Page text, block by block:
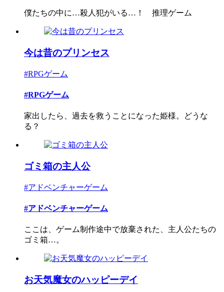
僕たちの中に…殺人犯がいる…！ 推理ゲーム
今は昔のプリンセス
#RPGゲーム
#RPGゲーム
家出したら、過去を救うことになった姫様。どうな
る？
ゴミ箱の主人公
#アドベンチャーゲーム
#アドベンチャーゲーム
ここは、ゲーム制作途中で放棄された、主人公たちの
ゴミ箱…。
お天気魔女のハッピーデイ